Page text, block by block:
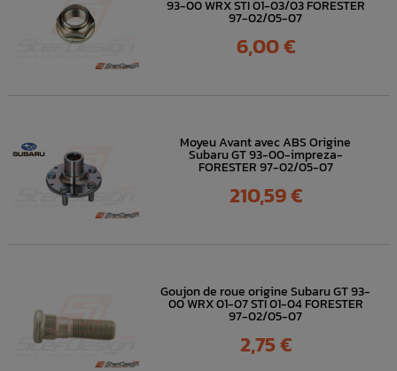
93-00 WRX STI 01-03/03 FORESTER
97-02/05-07
Prix
6,00 €
Moyeu Avant avec ABS Origine
Subaru GT 93-00-impreza-
FORESTER 97-02/05-07
Prix
210,59 €
Goujon de roue origine Subaru GT 93-
00 WRX 01-07 STI 01-04 FORESTER
97-02/05-07
Prix
2,75 €